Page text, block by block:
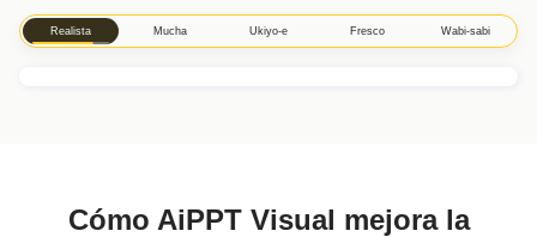
Realista Mucha Ukiyo-e Fresco Wabi-sabi
Cómo AiPPT Visual mejora la